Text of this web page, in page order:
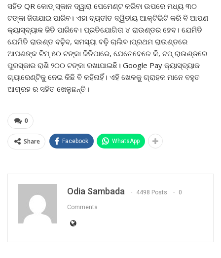
ସହିତ QR କୋଡ୍‌ ସ୍କାନ ଦ୍ୱାରା ପେମେଣ୍ଟ କରିବା ଉପରେ ମଧ୍ୟ ୩୦
ଟଙ୍କା ଜିତାଯାଇ ପାରିବ। ଏହା ବ୍ୟତୀତ ଦ୍ୱିତୀୟ ଆକ୍ଟିଭିଟି କରି ବି ଆପଣ
କ୍ୟାସ୍‌ବ୍ୟାକ ଜିତି ପାରିବେ। ପ୍ରତିଯୋଗିତା ୪ ରାଉଣ୍ଡର ହେବ। ଯେମିତି
ଯେମିତି ରାଉଣ୍ଡ ବଢ଼ିବ, ସମସ୍ୟା ବଢ଼ି ଚାଲିବ।ପ୍ରଥମ ରାଉଣ୍ଡରେ
ଆପଣଙ୍କ ଟିମ୍‌ ୫୦ ଟଙ୍କା ଜିତିପାରେ, ଯେତେବେଳେ କି, ଟପ୍‌ ରାଉଣ୍ଡରେ
ପୁରସ୍କାର ରାଶି ୨୦୦ ଟଙ୍କା ରଖାଯାଇଛି। Google Pay କ୍ୟାସ୍‌ବ୍ୟାକ
ଗ୍ୟାରେଣ୍ଟିକୁ ନେଇ କିଛି ବି କହିନାହିଁ। ଏହି ଖେଳକୁ ଗ୍ରାହକ ମାନେ ବହୁତ
ଆଗ୍ରହ ର ସହିତ ଖେଳୁଛନ୍ତି।
0
Share Facebook WhatsApp
Odia Sambada 4498 Posts 0
Comments